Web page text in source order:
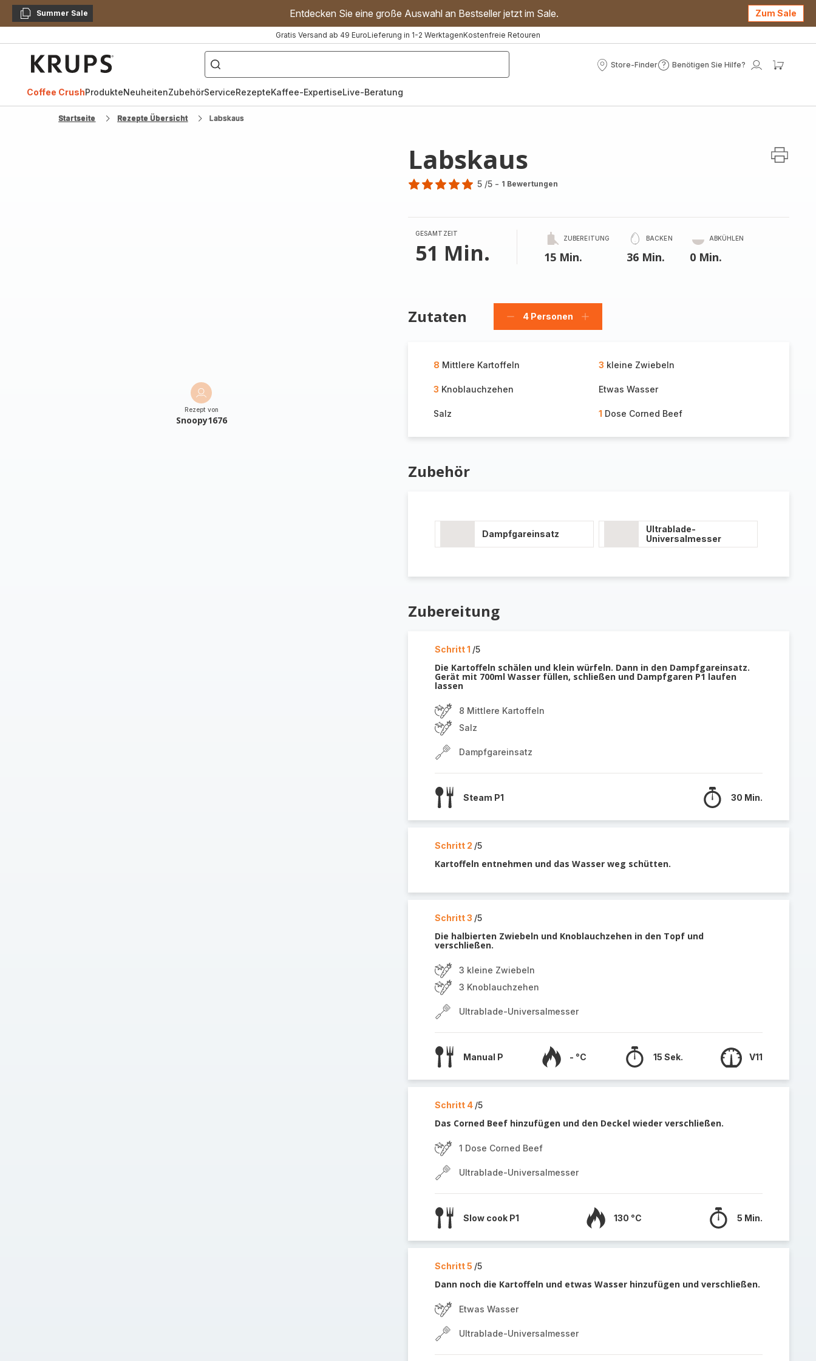
KopierenSummer Sale Entdecken Sie eine große Auswahl an Bestseller jetzt im Sale. Zum Sale
Gratis Versand ab 49 EuroLieferung in 1-2 WerktagenKostenfreie Retouren
["Kaffeevollautomat","Handmixer","Waffeleisen"]
Store-Finder
Store-
Benötigen Sie Hilfe?
Benötigen
Mein
Coffee CrushProdukteNeuheitenZubehörServiceRezepteKaffee-ExpertiseLive-Beratung
Startseite Rezepte Übersicht Labskaus
Rezept von
Snoopy1676
Labskaus
5
Sternen
(Durchschnitt)
5 /5 - 1 Bewertungen
GESAMTZEIT
51 Min.
ZUBEREITUNG
15 Min.
BACKEN
36 Min.
ABKÜHLEN
0 Min.
Zutaten
Personen
4 Personen
Personen
8 Mittlere Kartoffeln 3 kleine Zwiebeln
3 Knoblauchzehen Etwas Wasser
Salz 1 Dose Corned Beef
Zubehör
Dampfgareinsatz
Ultrablade-
Universalmesser
Zubereitung
Schritt 1 /5
Die Kartoffeln schälen und klein würfeln. Dann in den Dampfgareinsatz.
Gerät mit 700ml Wasser füllen, schließen und Dampfgaren P1 laufen
lassen
8 Mittlere Kartoffeln
Salz
Dampfgareinsatz
Steam P1 30 Min.
Schritt 2 /5
Kartoffeln entnehmen und das Wasser weg schütten.
Schritt 3 /5
Die halbierten Zwiebeln und Knoblauchzehen in den Topf und
verschließen.
3 kleine Zwiebeln
3 Knoblauchzehen
Ultrablade-Universalmesser
Manual P - °C 15 Sek. V11
Schritt 4 /5
Das Corned Beef hinzufügen und den Deckel wieder verschließen.
1 Dose Corned Beef
Ultrablade-Universalmesser
Slow cook P1 130 °C 5 Min.
Schritt 5 /5
Dann noch die Kartoffeln und etwas Wasser hinzufügen und verschließen.
Etwas Wasser
Ultrablade-Universalmesser